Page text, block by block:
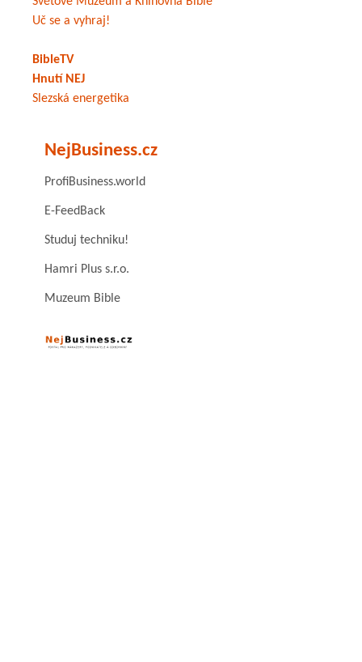
Uč se a vyhraj!
BibleTV
Hnutí NEJ
Slezská energetika
NejBusiness.cz
ProfiBusiness.world
E-FeedBack
Studuj techniku!
Hamri Plus s.r.o.
Muzeum Bible